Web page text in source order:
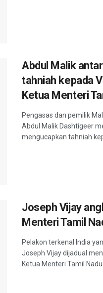
Abdul Malik
tahniah kepada
Ketua Menteri
Pengasas dan pemilik
Abdul Malik Dashtigeer
mengucapkan tahniah
Joseph Vijay
Menteri Tamil
Pelakon terkenal India
Joseph Vijay dijadual
Ketua Menteri Tamil Nadu